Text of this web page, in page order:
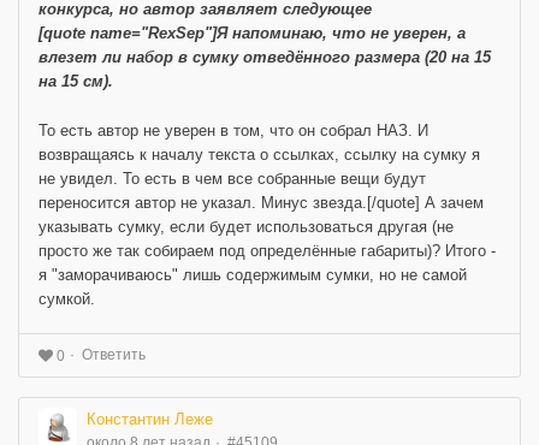
конкурса, но автор заявляет следующее
[quote name="RexSep"]Я напоминаю, что не уверен, а
влезет ли набор в сумку отведённого размера (20 на 15
на 15 см).
То есть автор не уверен в том, что он собрал НАЗ. И
возвращаясь к началу текста о ссылках, ссылку на сумку я
не увидел. То есть в чем все собранные вещи будут
переносится автор не указал. Минус звезда.[/quote] А зачем
указывать сумку, если будет использоваться другая (не
просто же так собираем под определённые габариты)? Итого -
я "заморачиваюсь" лишь содержимым сумки, но не самой
сумкой.
0 Ответить
Константин Леже